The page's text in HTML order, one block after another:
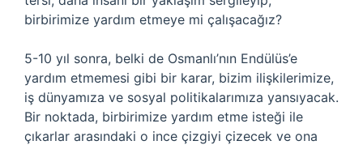
birbirimize yardım etmeye mi çalışacağız?
5-10 yıl sonra, belki de Osmanlı’nın Endülüs’e
yardım etmemesi gibi bir karar, bizim ilişkilerimize,
iş dünyamıza ve sosyal politikalarımıza yansıyacak.
Bir noktada, birbirimize yardım etme isteği ile
çıkarlar arasındaki o ince çizgiyi çizecek ve ona